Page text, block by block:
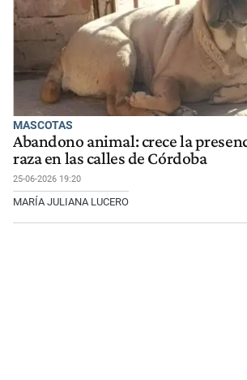
MASCOTAS
Abandono animal: crece la
raza en las calles de Córdoba
25-06-2026 19:20
MARÍA JULIANA LUCERO